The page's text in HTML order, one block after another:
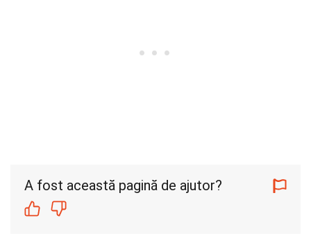
A fost această pagină de ajutor?